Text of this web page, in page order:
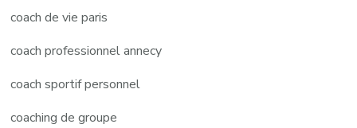
coach de vie paris
coach professionnel annecy
coach sportif personnel
coaching de groupe